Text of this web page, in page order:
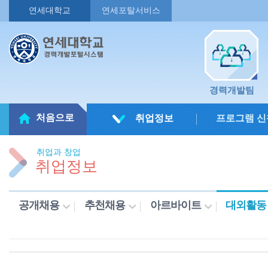
연세대학교 연세포탈서비스
경력개발팀
처음으로 취업정보 프로그램
취업과 창업
취업정보
공개채용 추천채용 아르바이트 대외활동